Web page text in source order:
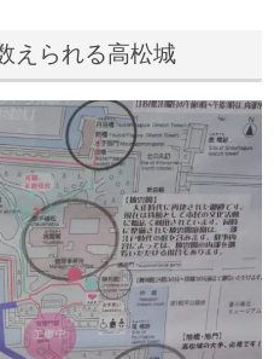
えられる高松城